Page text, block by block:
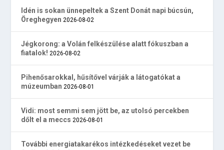
Idén is sokan ünnepeltek a Szent Donát napi búcsún,
Öreghegyen 2026-08-02
Jégkorong: a Volán felkészülése alatt fókuszban a
fiatalok! 2026-08-02
Pihenősarokkal, hűsítővel várják a látogatókat a
múzeumban 2026-08-01
Vidi: most semmi sem jött be, az utolsó percekben
dőlt el a meccs 2026-08-01
További energiatakarékos intézkedéseket vezet be